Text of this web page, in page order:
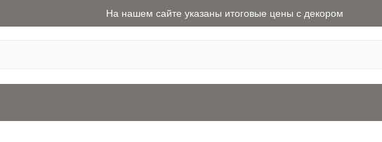
На нашем сайте указаны итоговые цены с декором